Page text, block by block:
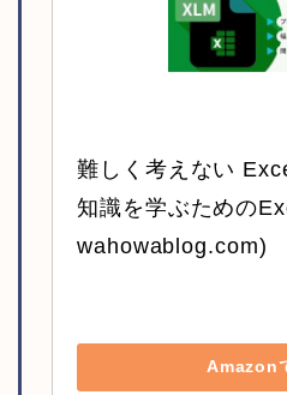
難しく考えない
知識を学ぶための
wahowablog.com)
Amazon